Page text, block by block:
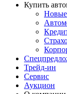
Купить
Новые
Трейд-ин
Сервис
Аукцион